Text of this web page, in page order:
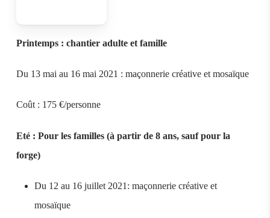
Printemps : chantier adulte et famille
Du 13 mai au 16 mai 2021 : maçonnerie créative et mosaïque
Coût : 175 €/personne
Eté : Pour les familles (à partir de 8 ans, sauf pour la
forge)
Du 12 au 16 juillet 2021: maçonnerie créative et
mosaïque